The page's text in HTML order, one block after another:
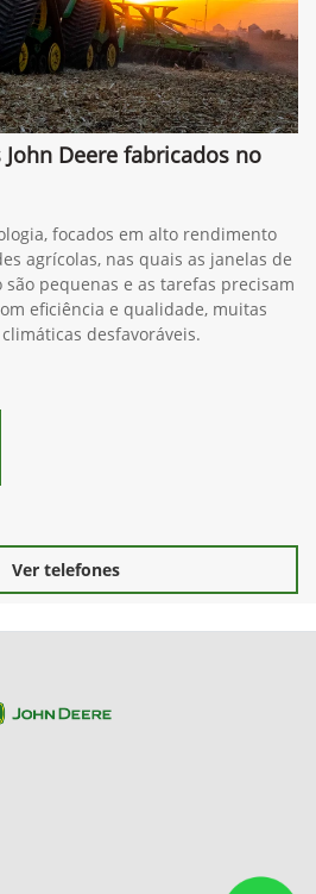
Deere fabricados no
focados em alto rendimento
agrícolas, nas quais as janelas de
pequenas e as tarefas precisam
eficiência e qualidade, muitas
desfavoráveis.
Ver telefones